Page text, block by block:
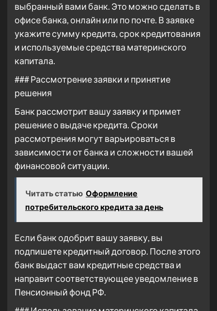
выбранный вами банк. Это можно сделать в
офисе банка, онлайн или по почте. В заявке
укажите сумму кредита, срок кредитования
и используемые средства материнского
капитала.
### Рассмотрение заявки и принятие
решения
Банк рассмотрит вашу заявку и примет
решение о выдаче кредита. Сроки
рассмотрения могут варьироваться в
зависимости от банка и сложности вашей
финансовой ситуации.
Читать статью Оформление
потребительского кредита за день
Если банк одобрит вашу заявку, вы
подпишете кредитный договор. После этого
банк выдаст вам кредитные средства и
направит соответствующее уведомление в
Пенсионный фонд РФ.